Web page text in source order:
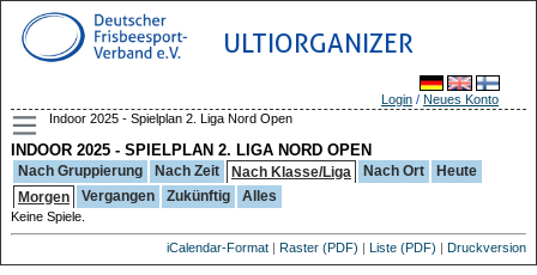
ULTIORGANIZER
Login / Neues Konto
Indoor 2025 - Spielplan 2. Liga Nord Open
INDOOR 2025 - SPIELPLAN 2. LIGA NORD OPEN
Nach Gruppierung Nach Zeit Nach Klasse/Liga Nach Ort
Heute
Morgen
Vergangen Zukünftig Alles
Keine Spiele.
iCalendar-Format | Raster (PDF) | Liste (PDF) | Druckversion